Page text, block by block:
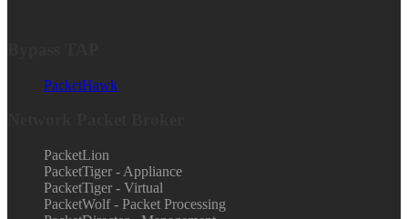
PacketHawk
PacketLion
PacketTiger - Appliance
PacketTiger - Virtual
PacketWolf - Packet Processing